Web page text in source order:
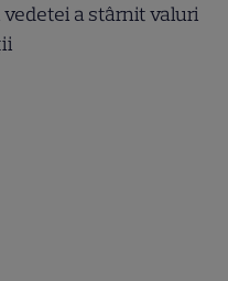
a stârnit valuri